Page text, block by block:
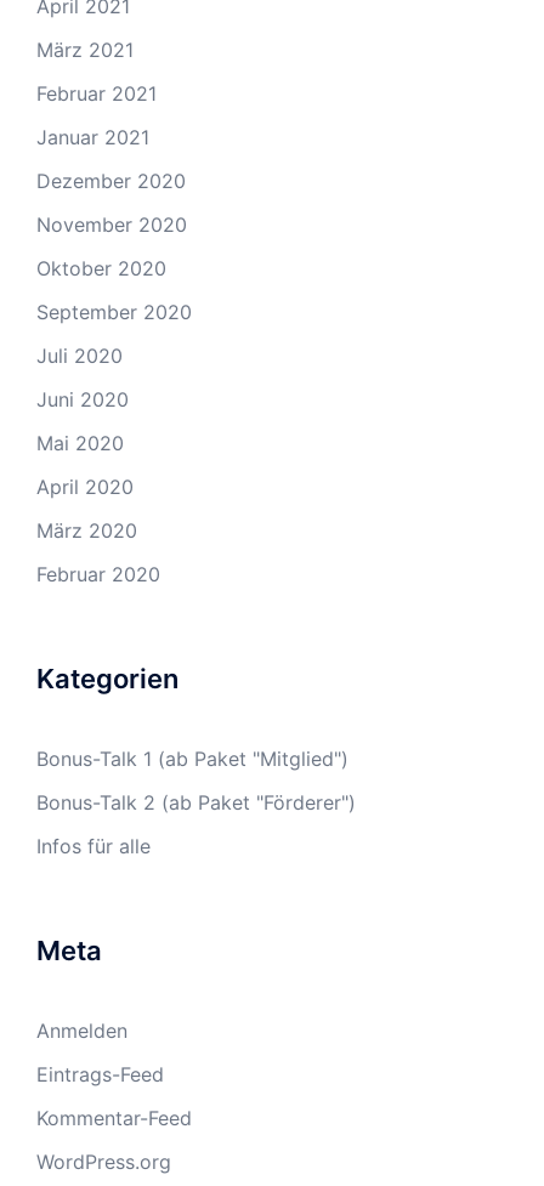
April 2021
März 2021
Februar 2021
Januar 2021
Dezember 2020
November 2020
Oktober 2020
September 2020
Juli 2020
Juni 2020
Mai 2020
April 2020
März 2020
Februar 2020
Kategorien
Bonus-Talk 1 (ab Paket "Mitglied")
Bonus-Talk 2 (ab Paket "Förderer")
Infos für alle
Meta
Anmelden
Eintrags-Feed
Kommentar-Feed
WordPress.org